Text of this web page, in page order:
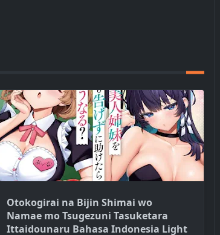
Otokogirai na Bijin Shimai wo
Namae mo Tsugezuni Tasuketara
Ittaidounaru Bahasa Indonesia Light